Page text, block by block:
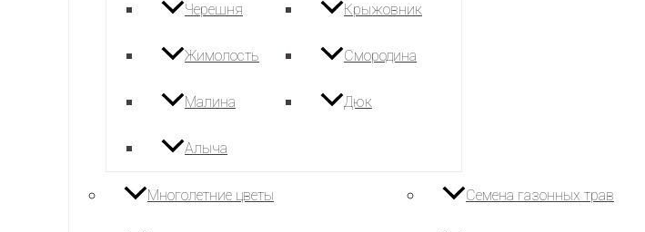
Черешня Крыжовник
Жимолость Смородина
Малина Дюк
Алыча
Многолетние цветы Семена газонных трав